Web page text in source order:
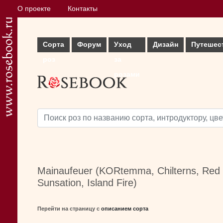
О проекте Контакты
Сорта
Форум
Уход
Дизайн
Mainaufeuer (KORtemma, Chilterns,
Sunsation, Island Fire)
Перейти на страницу с описанием сорта